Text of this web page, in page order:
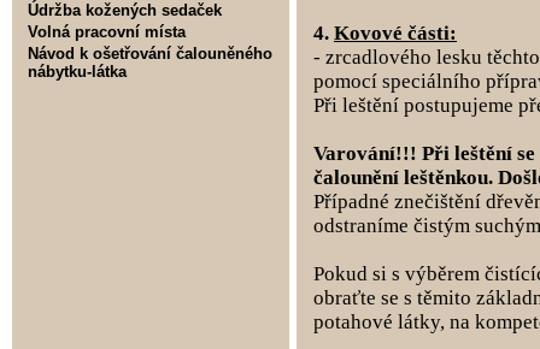
Údržba kožených sedaček
Volná pracovní místa
Návod k ošetřování čalouněného
nábytku-látka
4. Kovové části:
- zrcadlového lesku
pomocí speciálního
Při leštění postupujeme
Varování!!! Při leštění
čalounění leštěnkou.
Případné znečištění
odstraníme čistým
Pokud si s výběrem
obraťte se s těmito
potahové látky, na